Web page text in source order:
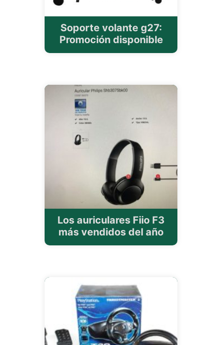
Soporte volante g27:
Promoción disponible
Los auriculares Fiio F3
más vendidos del año